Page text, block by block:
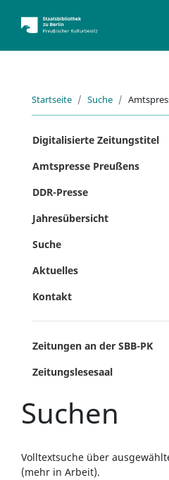
Startseite Suche
Digitalisierte Zeitungstitel
Amtspresse Preußens
DDR-Presse
Jahresübersicht
Suche
Aktuelles
Kontakt
Zeitungen an der SBB-PK
Zeitungslesesaal
Suchen
Volltextsuche über
(mehr in Arbeit).